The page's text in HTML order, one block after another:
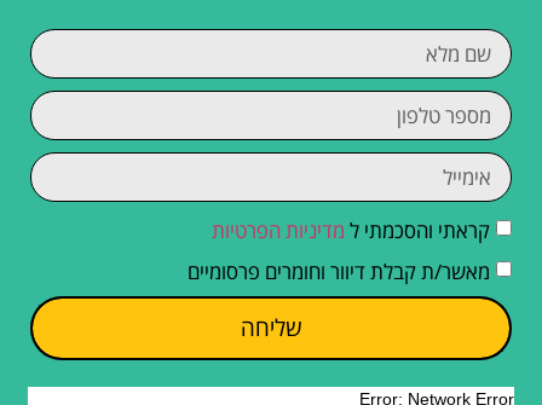
קראתי והסכמתי ל מדיניות הפרטיות
מאשר/ת קבלת דיוור וחומרים פרסומיים
שליחה